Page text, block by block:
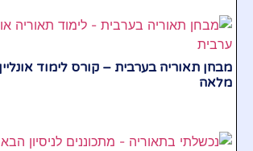
מבחן תאוריה בערבית – קורס לימוד
מלאה